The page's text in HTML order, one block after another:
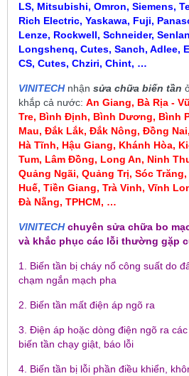
LS, Mitsubishi, Omron, Siemens,
Rich Electric, Yaskawa, Fuji,
Lenze, Rockwell, Schneider,
Longshenq, Cutes, Sanch, Adlee,
CS, Cutes, Chziri, Chint, …
VINITECHnhận sửa chữa biến tần
khắp cả nước: An Giang, Bà Rịa -
Tre, Bình Định, Bình Dương, Bình
Mau, Đắk Lắk, Đắk Nông, Đồng
Hà Tĩnh, Hậu Giang, Khánh Hòa,
Tum, Lâm Đồng, Long An, Ninh
Quảng Ngãi, Quảng Trị, Sóc
Huế, Tiền Giang, Trà Vinh, Vĩnh
Đà Nẵng, TPHCM, …
VINITECHchuyên sửa chữa bo
và khắc phục các lỗi thường gặp
1. Biến tần bị cháy nổ công suất do
chạm ngắn mạch pha
2. Biến tần mất điện áp ngõ ra
3. Điện áp hoặc dòng điện ngõ ra
biến tần chạy giật, báo lỗi
4. Biến tần bị lỗi phần điều khiển,